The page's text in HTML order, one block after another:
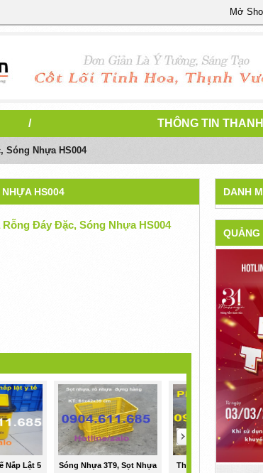
Mở
/ THÔNG TIN
Sóng Nhựa HS004
HS004
Đáy Đặc, Sóng Nhựa HS004
Nắp Lật 5
Sóng Nhựa 3T9, Sọt Nhựa
Thùng Phuy Nhựa Cũ
>
DANH
QUẢNG